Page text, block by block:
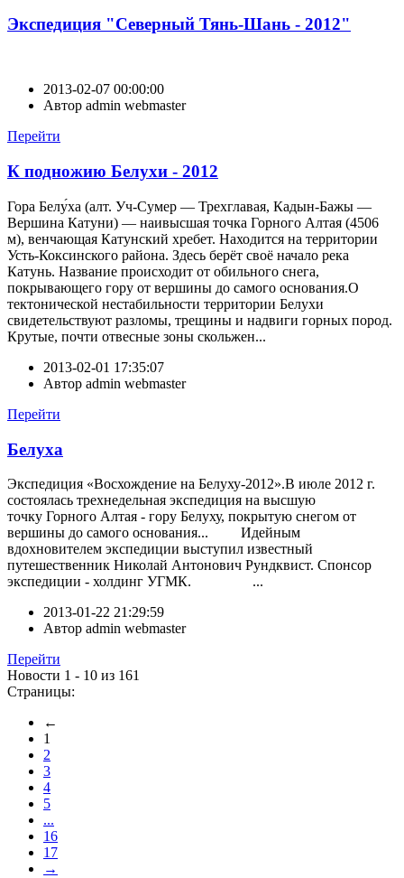
Экспедиция "Северный Тянь-Шань - 2012"
2013-02-07 00:00:00
Автор admin webmaster
Перейти
К подножию Белухи - 2012
Гора Белу́ха (алт. Уч-Сумер — Трехглавая, Кадын-Бажы —
Вершина Катуни) — наивысшая точка Горного Алтая (4506
м), венчающая Катунский хребет. Находится на территории
Усть-Коксинского района. Здесь берёт своё начало река
Катунь. Название происходит от обильного снега,
покрывающего гору от вершины до самого основания.О
тектонической нестабильности территории Белухи
свидетельствуют разломы, трещины и надвиги горных пород.
Крутые, почти отвесные зоны скольжен...
2013-02-01 17:35:07
Автор admin webmaster
Перейти
Белуха
Экспедиция «Восхождение на Белуху-2012».В июле 2012 г.
состоялась трехнедельная экспедиция на высшую
точку Горного Алтая - гору Белуху, покрытую снегом от
вершины до самого основания... Идейным
вдохновителем экспедиции выступил известный
путешественник Николай Антонович Рундквист. Спонсор
экспедиции - холдинг УГМК. ...
2013-01-22 21:29:59
Автор admin webmaster
Перейти
Новости 1 - 10 из 161
Страницы:
←
1
2
3
4
5
...
16
17
→